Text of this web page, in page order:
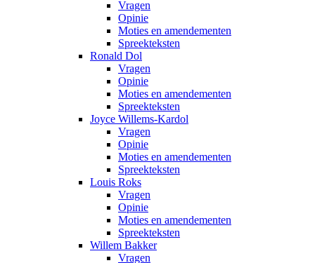
Vragen
Opinie
Moties en amendementen
Spreekteksten
Ronald Dol
Vragen
Opinie
Moties en amendementen
Spreekteksten
Joyce Willems-Kardol
Vragen
Opinie
Moties en amendementen
Spreekteksten
Louis Roks
Vragen
Opinie
Moties en amendementen
Spreekteksten
Willem Bakker
Vragen